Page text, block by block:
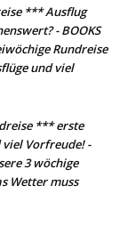
*** Ausflug
- BOOKS
Rundreise
und viel
*** erste
viel Vorfreude! -
3 wöchige
Wetter muss